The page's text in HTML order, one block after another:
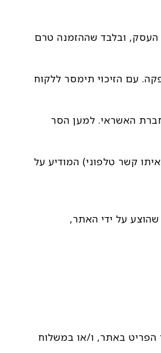
העסק, ובלבד שההזמנה טרם
סופקה. עם הזיכוי תימסר ללקוח
חברת האשראי. למען הסר
קשר טלפוני) המודיע על
על ידי האתר,
הפריט באתר, ו/או במשלוח